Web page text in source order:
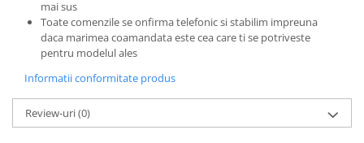
mai sus
Toate comenzile se onfirma telefonic si stabilim impreuna
daca marimea coamandata este cea care ti se potriveste
pentru modelul ales
Informatii conformitate produs
Review-uri(0)